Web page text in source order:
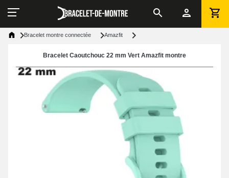
Bracelet montre connectée Amazfit
Bracelet Caoutchouc 22 mm Vert Amazfit montre